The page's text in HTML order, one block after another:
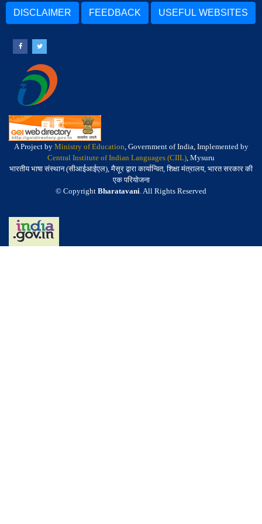
DISCLAIMER FEEDBACK USEFUL WEBSITES
A Project by Ministry of Education, Government of India, Implemented by
Central Institute of Indian Languages (CIIL), Mysuru
भारतीय भाषा संस्थान (सीआईआईएल), मैसूर द्वारा कार्यान्वित, शिक्षा मंत्रालय, भारत सरकार की
एक परियोजना
© Copyright Bharatavani. All Rights Reserved